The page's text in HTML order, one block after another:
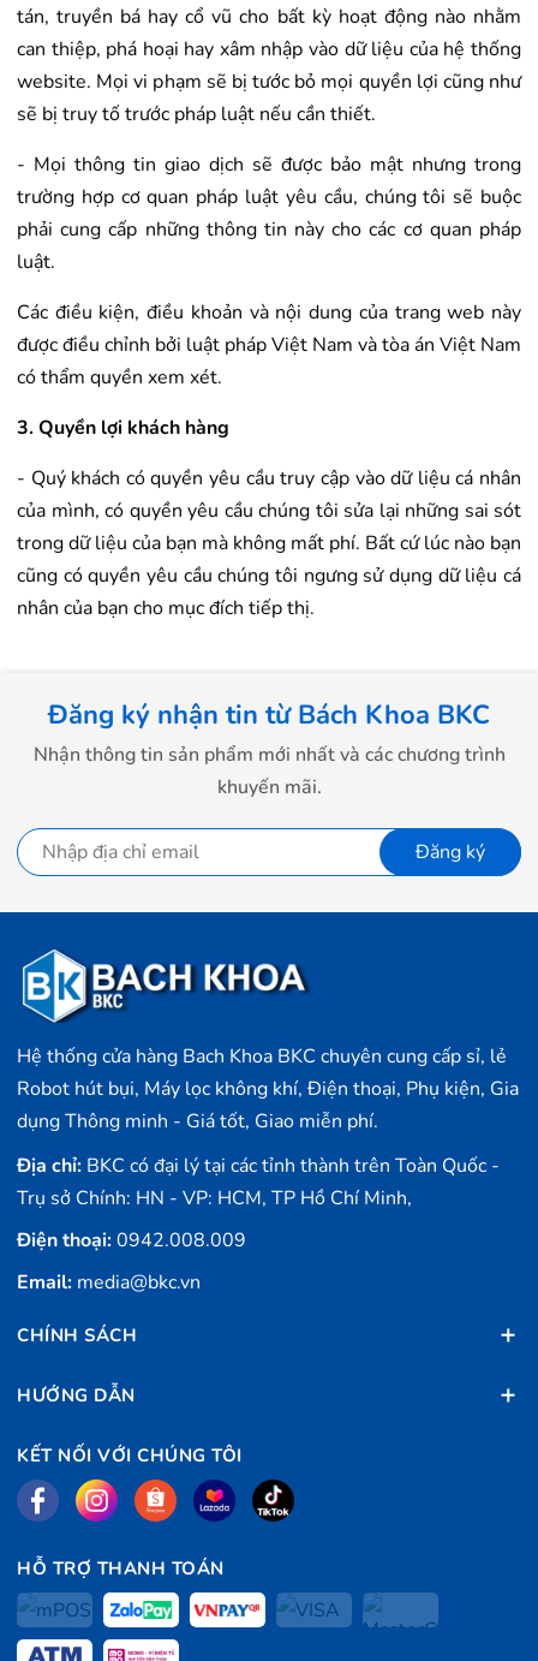
tán, truyền bá hay cổ vũ cho bất kỳ hoạt động nào nhằm
can thiệp, phá hoại hay xâm nhập vào dữ liệu của hệ thống
website. Mọi vi phạm sẽ bị tước bỏ mọi quyền lợi cũng như
sẽ bị truy tố trước pháp luật nếu cần thiết.
- Mọi thông tin giao dịch sẽ được bảo mật nhưng trong
trường hợp cơ quan pháp luật yêu cầu, chúng tôi sẽ buộc
phải cung cấp những thông tin này cho các cơ quan pháp
luật.
Các điều kiện, điều khoản và nội dung của trang web này
được điều chỉnh bởi luật pháp Việt Nam và tòa án Việt Nam
có thẩm quyền xem xét.
3. Quyền lợi khách hàng
- Quý khách có quyền yêu cầu truy cập vào dữ liệu cá nhân
của mình, có quyền yêu cầu chúng tôi sửa lại những sai sót
trong dữ liệu của bạn mà không mất phí. Bất cứ lúc nào bạn
cũng có quyền yêu cầu chúng tôi ngưng sử dụng dữ liệu cá
nhân của bạn cho mục đích tiếp thị.
Đăng ký nhận tin từ Bách Khoa BKC
Nhận thông tin sản phẩm mới nhất và các chương trình
khuyến mãi.
Đăng ký
Hệ thống cửa hàng Bach Khoa BKC chuyên cung cấp sỉ, lẻ
Robot hút bụi, Máy lọc không khí, Điện thoại, Phụ kiện, Gia
dụng Thông minh - Giá tốt, Giao miễn phí.
Địa chỉ: BKC có đại lý tại các tỉnh thành trên Toàn Quốc -
Trụ sở Chính: HN - VP: HCM, TP Hồ Chí Minh,
Điện thoại:0942.008.009
Email: media@bkc.vn
CHÍNH SÁCH
HƯỚNG DẪN
KẾT NỐI VỚI CHÚNG TÔI
HỖ TRỢ THANH TOÁN